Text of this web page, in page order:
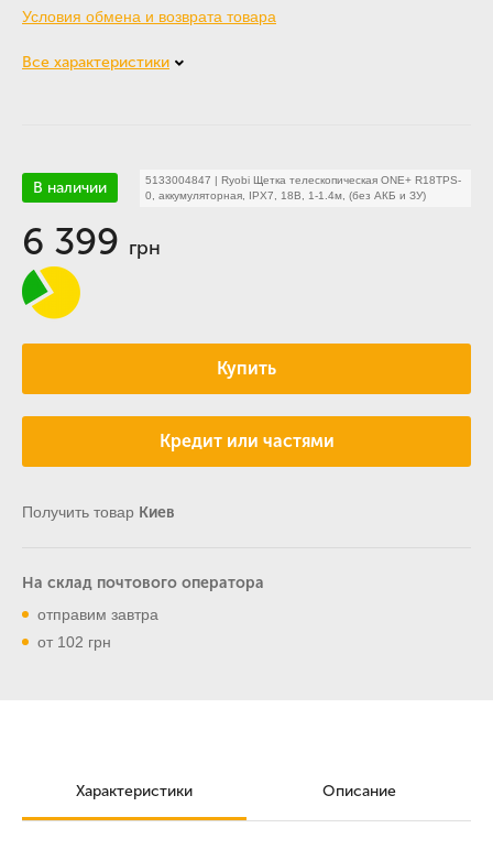
Условия обмена и возврата товара
Все характеристики
В наличии 5133004847 | Ryobi Щетка телескопическая ONE+ R18TPS-
0, аккумуляторная, IPX7, 18В, 1-1.4м, (без АКБ и ЗУ)
6 399 грн
Купить
Кредит или частями
Получить товар Киев
На склад почтового оператора
отправим завтра
от 102 грн
Характеристики Описание